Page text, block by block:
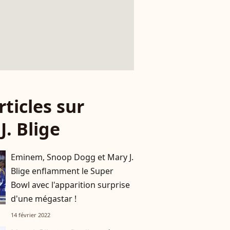
sur
Blige
Eminem, Snoop Dogg et Mary J.
Blige enflamment le Super
Bowl avec l'apparition surprise
d'une mégastar !
14 février 2022